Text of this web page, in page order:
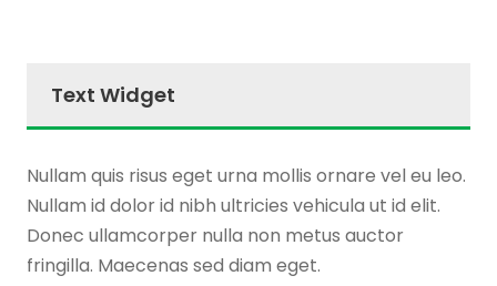
Text Widget
Nullam quis risus eget urna mollis ornare vel eu leo.
Nullam id dolor id nibh ultricies vehicula ut id elit.
Donec ullamcorper nulla non metus auctor
fringilla. Maecenas sed diam eget.